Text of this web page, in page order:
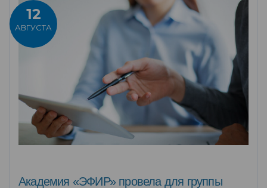
12
АВГУСТА
Академия «ЭФИР» провела для группы